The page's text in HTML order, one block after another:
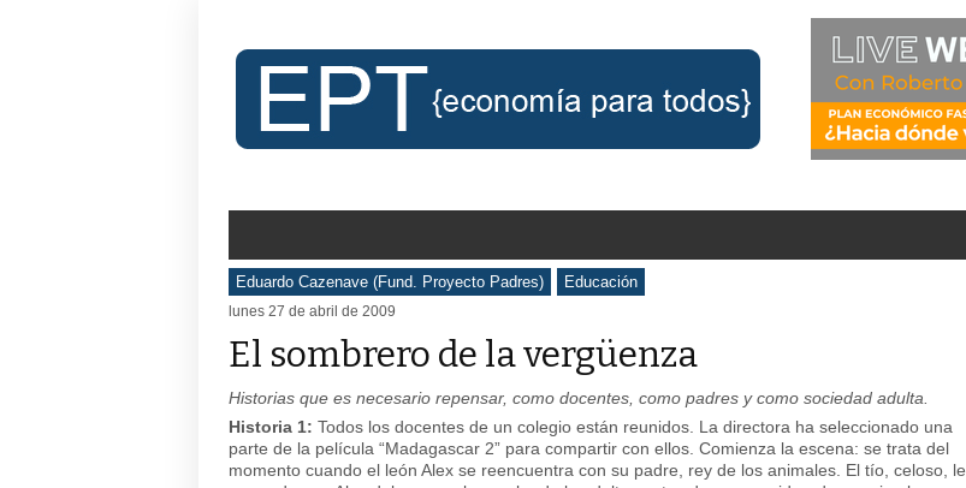
Eduardo Cazenave (Fund. Proyecto Padres) Educación
lunes 27 de abril de 2009
El sombrero de la vergüenza
Historias que es necesario repensar, como docentes, como padres y como sociedad adulta.
Historia 1: Todos los docentes de un colegio están reunidos. La directora ha seleccionado una
parte de la película “Madagascar 2” para compartir con ellos. Comienza la escena: se trata del
momento cuando el león Alex se reencuentra con su padre, rey de los animales. El tío, celoso, le